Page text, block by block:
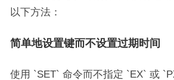
以下方法：
简单地设置键而不设置过期时间
使用 `SET` 命令而不指定 `EX` 或